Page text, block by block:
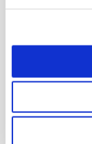
FOR BOOKSHOPS
MY ACCOUNT
Future
La